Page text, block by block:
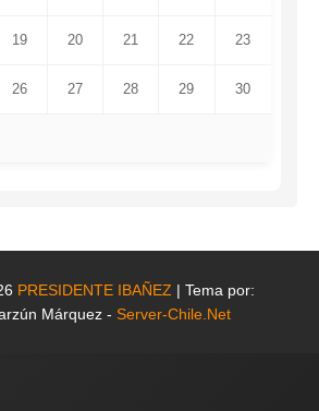
19 20 21 22 23
26 27 28 29 30
PRESIDENTE IBAÑEZ | Tema por:
Márquez - Server-Chile.Net